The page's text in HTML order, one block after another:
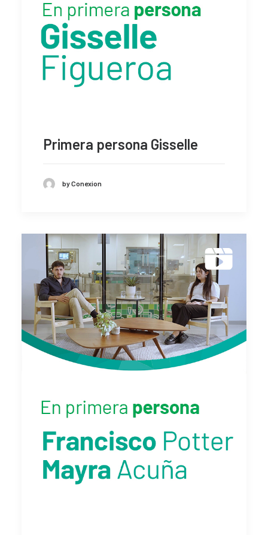
Primera persona Gisselle
by Conexion